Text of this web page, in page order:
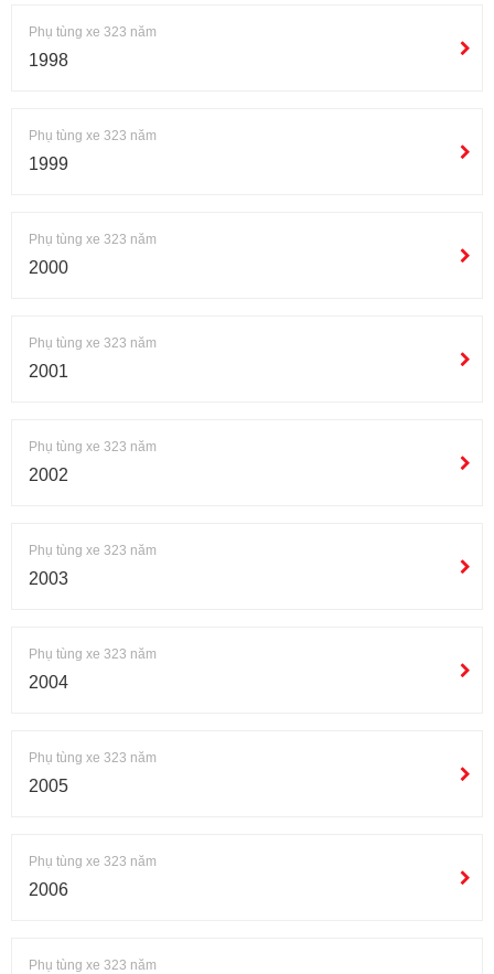
Phụ tùng xe 323 năm
1998
Phụ tùng xe 323 năm
1999
Phụ tùng xe 323 năm
2000
Phụ tùng xe 323 năm
2001
Phụ tùng xe 323 năm
2002
Phụ tùng xe 323 năm
2003
Phụ tùng xe 323 năm
2004
Phụ tùng xe 323 năm
2005
Phụ tùng xe 323 năm
2006
Phụ tùng xe 323 năm